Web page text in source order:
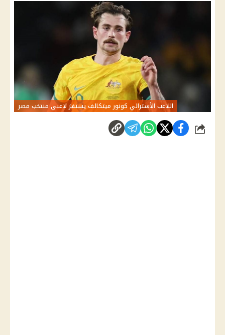
اللاعب الأسترالي كونور ميتكالف يستفز لاعبي منتخب مصر
شارك